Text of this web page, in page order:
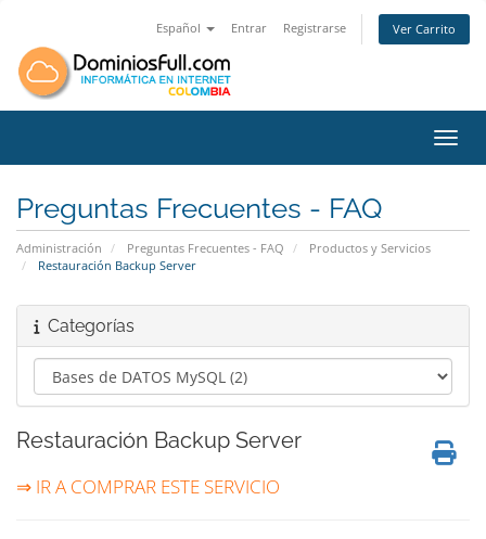
Español Entrar Registrarse Ver Carrito
Preguntas Frecuentes - FAQ
Administración Preguntas Frecuentes - FAQ
Productos y Servicios
Restauración Backup Server
Categorías
Restauración Backup Server
⇒ IR A COMPRAR ESTE SERVICIO